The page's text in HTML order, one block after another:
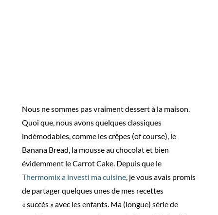
Nous ne sommes pas vraiment dessert à la maison.
Quoi que, nous avons quelques classiques
indémodables, comme les crêpes (of course), le
Banana Bread, la mousse au chocolat et bien
évidemment le Carrot Cake. Depuis que le
Thermomix a investi ma cuisine, je vous avais promis
de partager quelques unes de mes recettes
« succès » avec les enfants. Ma (longue) série de